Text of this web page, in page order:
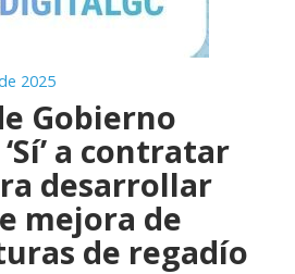
2025
Gobierno
a contratar
desarrollar
mejora de
de regadío